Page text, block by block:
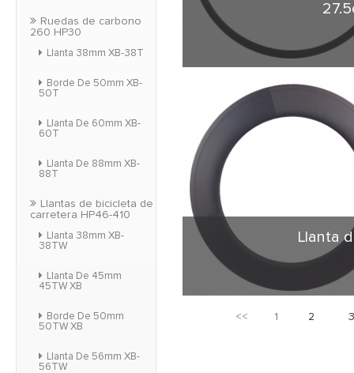
Ruedas de carbono
260 HP30
Llanta 38mm XB-38T
Borde De 50mm XB-
50T
Llanta De 60mm XB-
60T
Llanta De 88mm XB-
88T
Llantas de bicicleta de
carretera HP46-410
Llanta 38mm XB-
38TW
Llanta De 45mm
45TW XB
Borde De 50mm
50TW XB
Llanta De 56mm XB-
56TW
Llanta
más amplia del
<< 1 2 3